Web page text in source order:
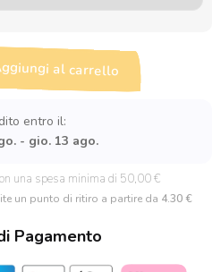
al carrello
entro il:
- gio. 13 ago.
una spesa minima di 50,00 €
un punto di ritiro a partire da 4.30 €
Pagamento